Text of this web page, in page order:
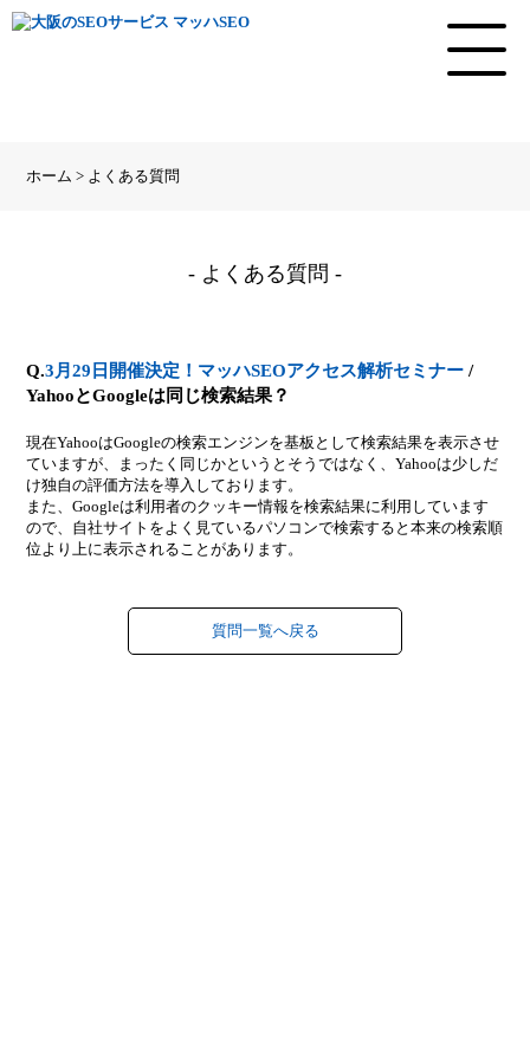
ホーム > よくある質問
- よくある質問 -
Q.3月29日開催決定！マッハSEOアクセス解析セミナー /
YahooとGoogleは同じ検索結果？
現在YahooはGoogleの検索エンジンを基板として検索結果を表示させ
ていますが、まったく同じかというとそうではなく、Yahooは少しだ
け独自の評価方法を導入しております。
また、Googleは利用者のクッキー情報を検索結果に利用しています
ので、自社サイトをよく見ているパソコンで検索すると本来の検索順
位より上に表示されることがあります。
質問一覧へ戻る